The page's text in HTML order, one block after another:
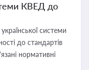
КВЕД до
системи
до стандартів
нормативні